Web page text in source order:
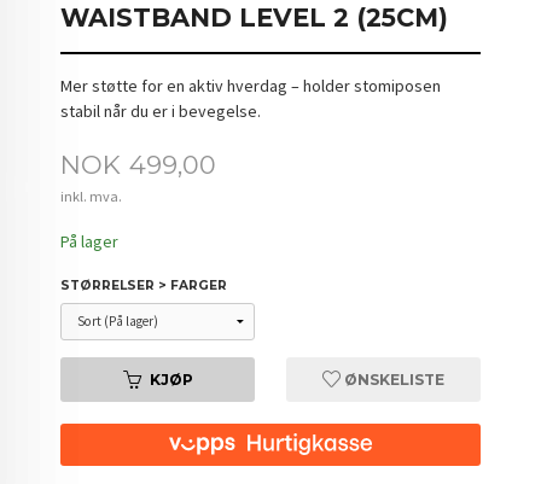
WAISTBAND LEVEL 2 (25CM)
Mer støtte for en aktiv hverdag – holder stomiposen
stabil når du er i bevegelse.
Pris
NOK 499,00
inkl. mva.
På lager
STØRRELSER > FARGER
KJØP ØNSKELISTE